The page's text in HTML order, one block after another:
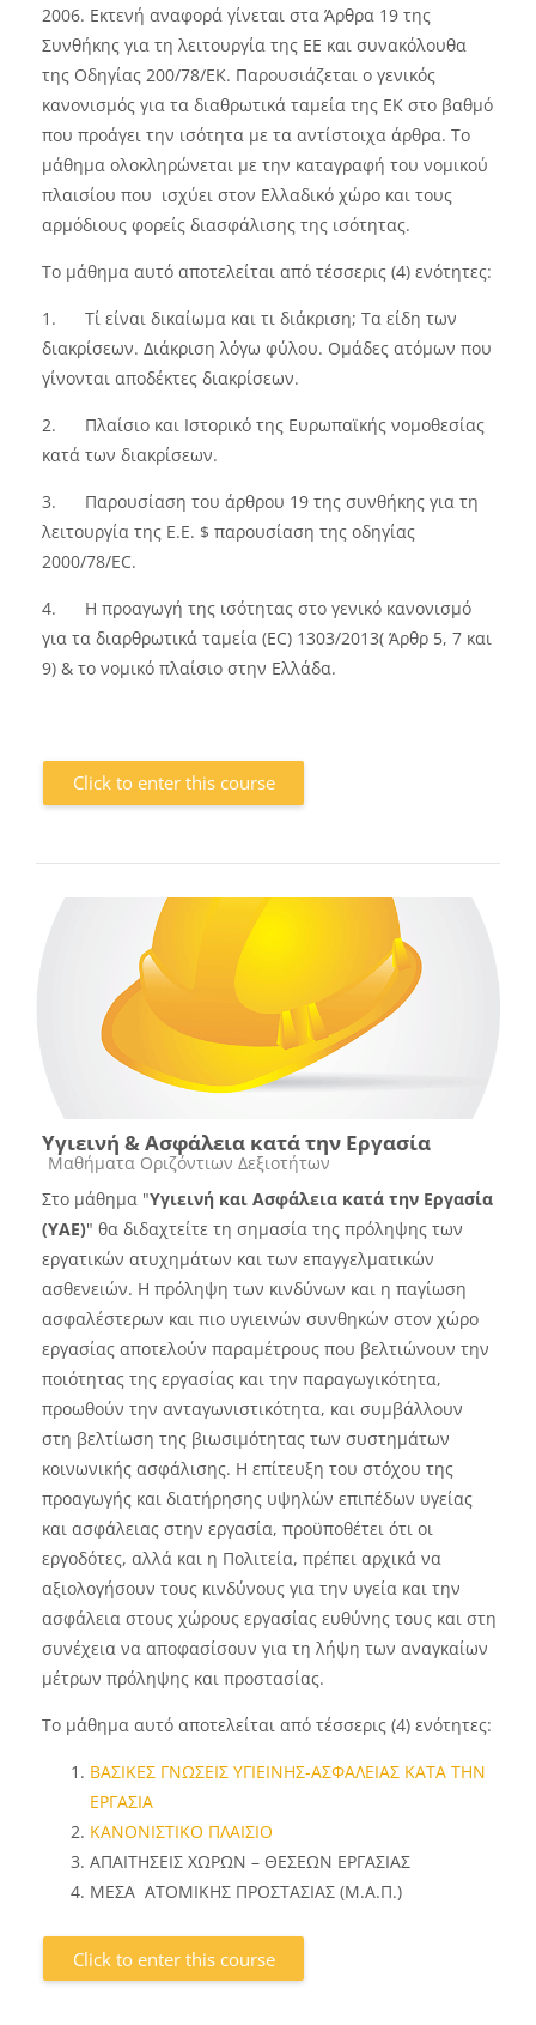
2006. Εκτενή αναφορά γίνεται στα Άρθρα 19 της
Συνθήκης για τη λειτουργία της ΕΕ και συνακόλουθα
της Οδηγίας 200/78/ΕΚ. Παρουσιάζεται ο γενικός
κανονισμός για τα διαθρωτικά ταμεία της ΕΚ στο βαθμό
που προάγει την ισότητα με τα αντίστοιχα άρθρα. Το
μάθημα ολοκληρώνεται με την καταγραφή του νομικού
πλαισίου που ισχύει στον Ελλαδικό χώρο και τους
αρμόδιους φορείς διασφάλισης της ισότητας.
Το μάθημα αυτό αποτελείται από τέσσερις (4) ενότητες:
1. Τί είναι δικαίωμα και τι διάκριση; Τα είδη των
διακρίσεων. Διάκριση λόγω φύλου. Ομάδες ατόμων που
γίνονται αποδέκτες διακρίσεων.
2. Πλαίσιο και Ιστορικό της Ευρωπαϊκής νομοθεσίας
κατά των διακρίσεων.
3. Παρουσίαση του άρθρου 19 της συνθήκης για τη
λειτουργία της Ε.Ε. $ παρουσίαση της οδηγίας
2000/78/EC.
4. Η προαγωγή της ισότητας στο γενικό κανονισμό
για τα διαρθρωτικά ταμεία (EC) 1303/2013( Άρθρ 5, 7 και
9) & το νομικό πλαίσιο στην Ελλάδα.
Click to enter this course
Υγιεινή & Ασφάλεια κατά την Εργασία
Course category
Μαθήματα Οριζόντιων Δεξιοτήτων
Στο μάθημα "Υγιεινή και Ασφάλεια κατά την Εργασία
(ΥΑΕ)" θα διδαχτείτε τη σημασία της πρόληψης των
εργατικών ατυχημάτων και των επαγγελματικών
ασθενειών. Η πρόληψη των κινδύνων και η παγίωση
ασφαλέστερων και πιο υγιεινών συνθηκών στον χώρο
εργασίας αποτελούν παραμέτρους που βελτιώνουν την
ποιότητας της εργασίας και την παραγωγικότητα,
προωθούν την ανταγωνιστικότητα, και συμβάλλουν
στη βελτίωση της βιωσιμότητας των συστημάτων
κοινωνικής ασφάλισης. Η επίτευξη του στόχου της
προαγωγής και διατήρησης υψηλών επιπέδων υγείας
και ασφάλειας στην εργασία, προϋποθέτει ότι οι
εργοδότες, αλλά και η Πολιτεία, πρέπει αρχικά να
αξιολογήσουν τους κινδύνους για την υγεία και την
ασφάλεια στους χώρους εργασίας ευθύνης τους και στη
συνέχεια να αποφασίσουν για τη λήψη των αναγκαίων
μέτρων πρόληψης και προστασίας.
Το μάθημα αυτό αποτελείται από τέσσερις (4) ενότητες:
ΒΑΣΙΚΕΣ ΓΝΩΣΕΙΣ ΥΓΙΕΙΝΗΣ-ΑΣΦΑΛΕΙΑΣ ΚΑΤΑ ΤΗΝ
ΕΡΓΑΣΙΑ
ΚΑΝΟΝΙΣΤΙΚΟ ΠΛΑΙΣΙΟ
ΑΠΑΙΤΗΣΕΙΣ ΧΩΡΩΝ – ΘΕΣΕΩΝ ΕΡΓΑΣΙΑΣ
ΜΕΣΑ ΑΤΟΜΙΚΗΣ ΠΡΟΣΤΑΣΙΑΣ (Μ.Α.Π.)
Click to enter this course